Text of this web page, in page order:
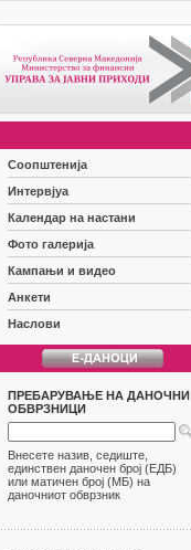
Соопштенија
Интервјуа
Календар на настани
Фото галерија
Кампањи и видео
Анкети
Наслови
ПРЕБАРУВАЊЕ НА ДАНОЧНИ
ОБВРЗНИЦИ
Внесете назив, седиште,
единствен даночен број (ЕДБ)
или матичен број (МБ) на
даночниот обврзник